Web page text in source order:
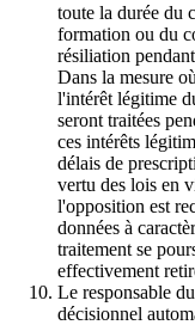
toute la durée du
formation ou du
résiliation
Dans la mesure
l'intérêt légitime
seront traitées
ces intérêts
délais de
vertu des lois en
l'opposition est
données à
traitement se
effectivement
Le responsable
décisionnel